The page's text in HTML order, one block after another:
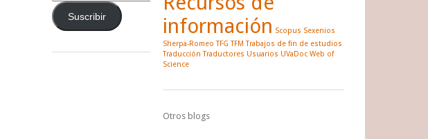
correo
electrónico
Suscribir
información Scopus Sexenios
Sherpa-Romeo TFG TFM Trabajos de fin de estudios
Traducción Traductores Usuarios UVaDoc Web of
Science
Otros blogs